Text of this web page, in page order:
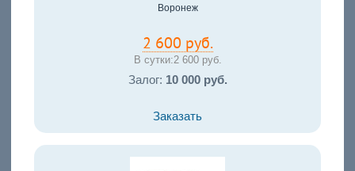
Воронеж
2 600 руб.
В сутки:2 600 руб.
Залог: 10 000 руб.
Заказать